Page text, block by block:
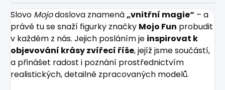
Slovo Mojodoslova znamená„vnitřní magie“ – a
právě tu se snaží figurky značky Mojo Fun probudit
v každém z nás. Jejich posláním je inspirovat k
objevování krásy zvířecí říše, jejíž jsme součástí,
a přinášet radost i poznání prostřednictvím
realistických, detailně zpracovaných modelů.